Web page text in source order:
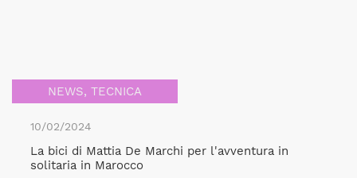
NEWS, TECNICA
10/02/2024
La bici di Mattia De Marchi per l'avventura in
solitaria in Marocco